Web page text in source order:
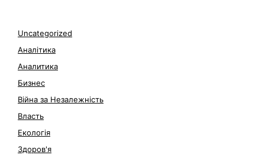
Uncategorized
Аналітика
Аналитика
Бизнес
Війна за Незалежність
Власть
Екологія
Здоров'я